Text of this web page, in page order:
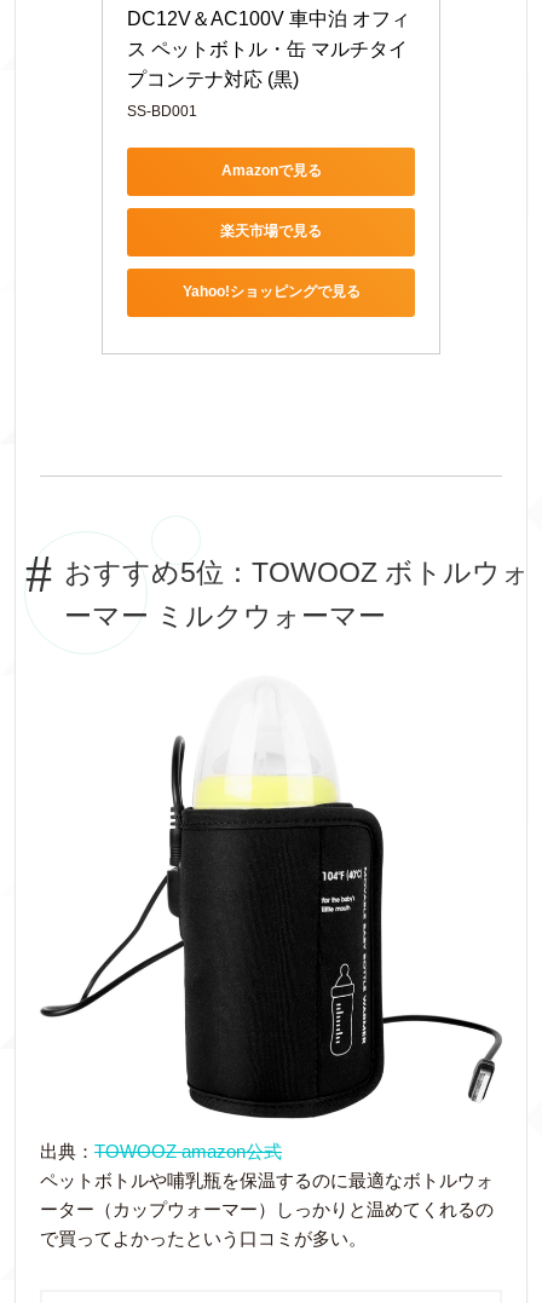
DC12V＆AC100V 車中泊 オフィ
ス ペットボトル・缶 マルチタイ
プコンテナ対応 (黒)
SS-BD001
Amazonで見る
楽天市場で見る
Yahoo!ショッピングで見る
おすすめ5位：TOWOOZ ボトルウォ
ーマー ミルクウォーマー
出典： TOWOOZ amazon公式
ペットボトルや哺乳瓶を保温するのに最適なボトルウォ
ーター（カップウォーマー）しっかりと温めてくれるの
で買ってよかったという口コミが多い。